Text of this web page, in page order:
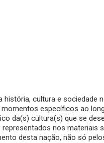
história, cultura e sociedade
específicos ao
da(s) cultura(s) que se
nos materiais
desta nação, não só